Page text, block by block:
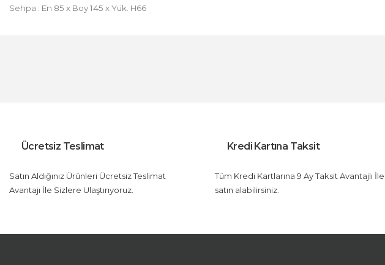
Sehpa : En 85 x Boy 145 x Yük. H66
Bu ürüne benzer farklı alternatifler olmalı.
Ücretsiz Teslimat
Satın Aldığınız Ürünleri Ücretsiz Teslimat
Avantajı İle Sizlere Ulaştırıyoruz.
Kredi Kartına Taksit
Tüm Kredi Kartlarına 9 Ay Taksit Avantajlı İle
satın alabilirsiniz.